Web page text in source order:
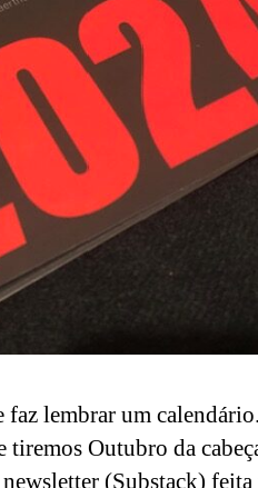
lembrar um
tiremos Outubro da